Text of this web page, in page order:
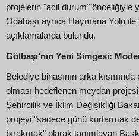
projelerin "acil durum" önceliğiyle
Odabaşı ayrıca Haymana Yolu
açıklamalarda bulundu.
Gölbaşı’nın Yeni Simgesi:
Belediye binasının arka
olması hedeflenen meydan
Şehircilik ve İklim Değişikliği
projeyi "sadece günü kurtarmak
bırakmak" olarak tanımlayan